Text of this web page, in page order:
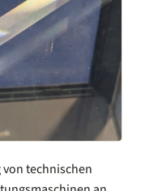
technischen